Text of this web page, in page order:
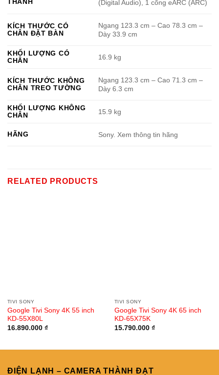
(Digital Audio), 1 cổng eARC (ARC)
KÍCH THƯỚC CÓ
CHÂN ĐẶT BÀN
Ngang 123.3 cm – Cao 78.3 cm –
Dày 33.9 cm
KHỐI LƯỢNG CÓ
CHÂN
16.9 kg
KÍCH THƯỚC KHÔNG
CHÂN TREO TƯỜNG
Ngang 123.3 cm – Cao 71.3 cm –
Dày 6.3 cm
KHỐI LƯỢNG KHÔNG
CHÂN
15.9 kg
HÃNG Sony. Xem thông tin hãng
RELATED PRODUCTS
TIVI SONY
Google Tivi Sony 4K 55 inch
KD-55X80L
16.890.000 ₫
TIVI SONY
Google Tivi Sony 4K 65 inch
KD-65X75K
15.790.000 ₫
ĐIỆN LẠNH – CAMERA THÀNH ĐẠT